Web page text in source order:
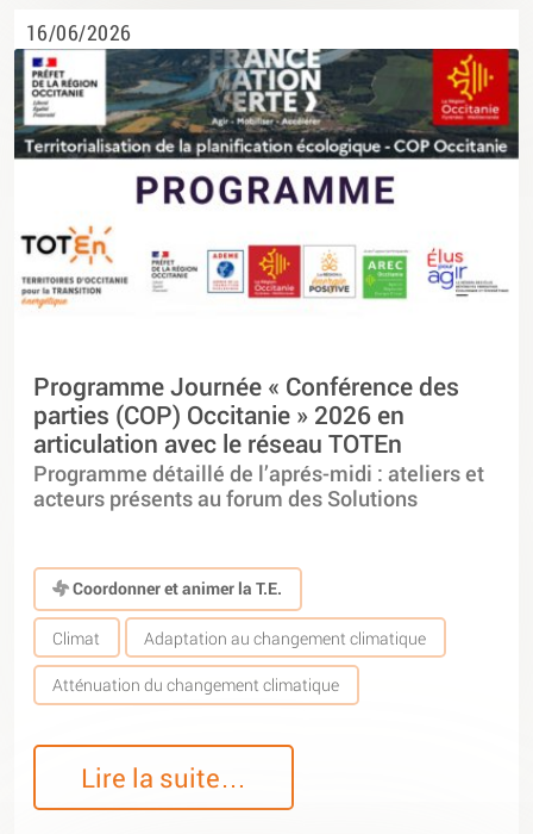
16/06/2026
Programme Journée « Conférence des
parties (COP) Occitanie » 2026 en
articulation avec le réseau TOTEn
Programme détaillé de l’aprés-midi : ateliers et
acteurs présents au forum des Solutions
Coordonner et animer la T.E.
Climat Adaptation au changement climatique
Atténuation du changement climatique
Lire la suite…